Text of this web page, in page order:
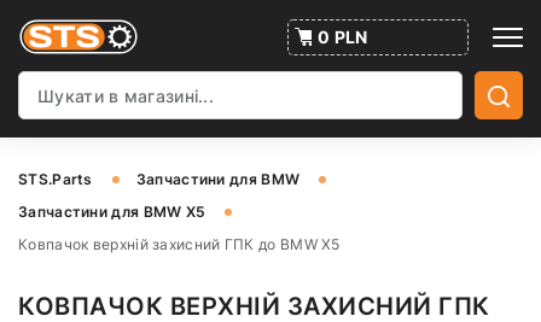
0 PLN
STS.Parts
Запчастини для BMW
Запчастини для BMW X5
Ковпачок верхній захисний ГПК до BMW X5
КОВПАЧОК ВЕРХНІЙ ЗАХИСНИЙ ГПК